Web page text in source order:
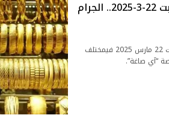
سعر الذهب والسبائك اليوم السبت 22-3-2025.. الجرام
تعرف على سعر الذهب والسبائك اليوم السبت 22 مارس 2025 فيمختلف
“آي صاغة”.